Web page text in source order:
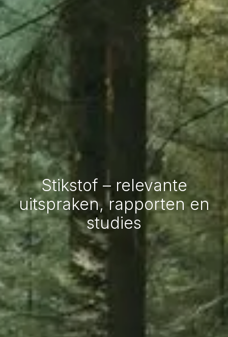
Stikstof – relevante
uitspraken, rapporten en
studies